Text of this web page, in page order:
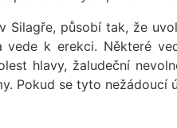
Silagře, působí tak, že
vede k erekci. Některé
hlavy, žaludeční
Pokud se tyto